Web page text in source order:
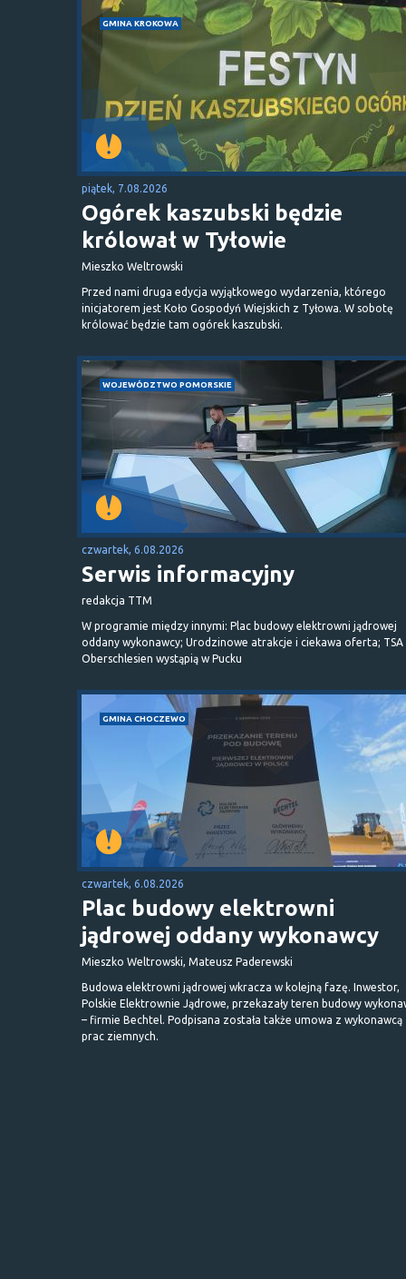
GMINA KROKOWA
piątek, 7.08.2026
Ogórek kaszubski będzie
królował w Tyłowie
Mieszko Weltrowski
Przed nami druga edycja wyjątkowego wydarzenia, którego
inicjatorem jest Koło Gospodyń Wiejskich z Tyłowa. W sobotę
królować będzie tam ogórek kaszubski.
WOJEWÓDZTWO POMORSKIE
czwartek, 6.08.2026
Serwis informacyjny
redakcja TTM
W programie między innymi: Plac budowy elektrowni jądrowej
oddany wykonawcy; Urodzinowe atrakcje i ciekawa oferta; TSA
Oberschlesien wystąpią w Pucku
GMINA CHOCZEWO
czwartek, 6.08.2026
Plac budowy elektrowni
jądrowej oddany wykonawcy
Mieszko Weltrowski, Mateusz Paderewski
Budowa elektrowni jądrowej wkracza w kolejną fazę. Inwestor,
Polskie Elektrownie Jądrowe, przekazały teren budowy
– firmie Bechtel. Podpisana została także umowa z wykonawcą
prac ziemnych.